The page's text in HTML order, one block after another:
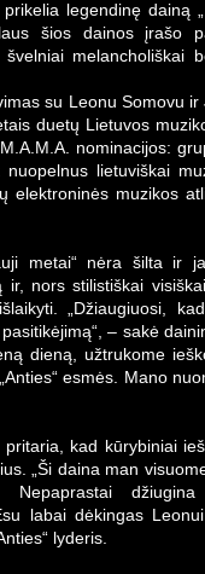
legendinę dainą
šios dainos įrašo
melancholiškai
su Leonu Somovu
duetų Lietuvos
nominacijos:
lietuviškai
elektroninės muzikos
metai“ nėra šilta ir
nors stilistiškai
„Džiaugiuosi,
– sakė
dieną, užtrukome
esmės. Mano
pritaria, kad kūrybiniai
„Ši daina man
Nepaprastai
labai dėkingas
lyderis.